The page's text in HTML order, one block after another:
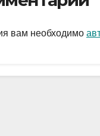
а
в
ть
вам необходимо